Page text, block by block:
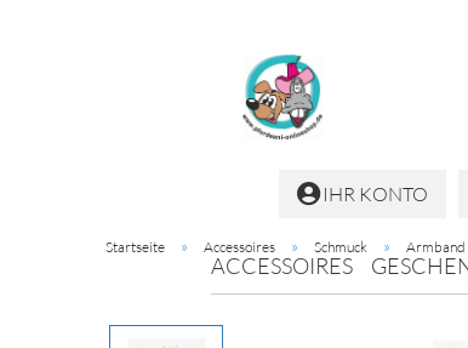
IHR KONTO
ACCESSOIRES
Startseite » Accessoires » Schmuck » Armband